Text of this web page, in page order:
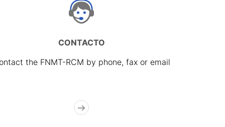
CONTACTO
the FNMT-RCM by phone, fax or email